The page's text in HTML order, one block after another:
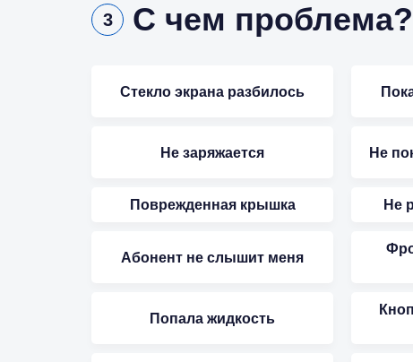
3 С чем проблема?
Стекло экрана разбилось
Не заряжается Не
Поврежденная крышка Не
Абонент не слышит меня
Попала жидкость